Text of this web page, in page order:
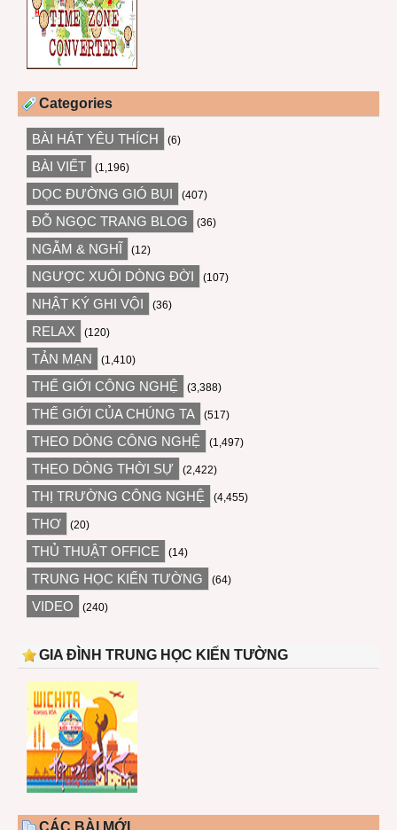
Categories
BÀI HÁT YÊU THÍCH (6)
BÀI VIẾT (1,196)
DỌC ĐƯỜNG GIÓ BỤI (407)
ĐỖ NGỌC TRANG BLOG (36)
NGẪM & NGHĨ (12)
NGƯỢC XUÔI DÒNG ĐỜI (107)
NHẬT KÝ GHI VỘI (36)
RELAX (120)
TẢN MẠN (1,410)
THẾ GIỚI CÔNG NGHỆ (3,388)
THẾ GIỚI CỦA CHÚNG TA (517)
THEO DÒNG CÔNG NGHỆ (1,497)
THEO DÒNG THỜI SỰ (2,422)
THỊ TRƯỜNG CÔNG NGHỆ (4,455)
THƠ (20)
THỦ THUẬT OFFICE (14)
TRUNG HỌC KIẾN TƯỜNG (64)
VIDEO (240)
GIA ĐÌNH TRUNG HỌC KIẾN TƯỜNG
CÁC BÀI MỚI